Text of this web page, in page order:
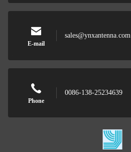
E-mail
sales@ynxantenna.com
Phone
0086-138-25234639